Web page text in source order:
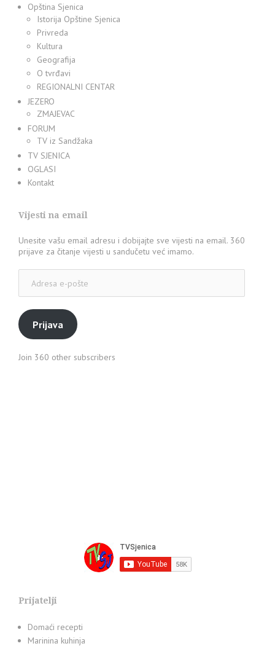
Opština Sjenica
Istorija Opštine Sjenica
Privreda
Kultura
Geografija
O tvrđavi
REGIONALNI CENTAR
JEZERO
ZMAJEVAC
FORUM
TV iz Sandžaka
TV SJENICA
OGLASI
Kontakt
Vijesti na email
Unesite vašu email adresu i dobijajte sve vijesti na email. 360
prijave za čitanje vijesti u sandučetu već imamo.
pošte
Prijava
Join 360 other subscribers
Prijatelji
Domaći recepti
Marinina kuhinja